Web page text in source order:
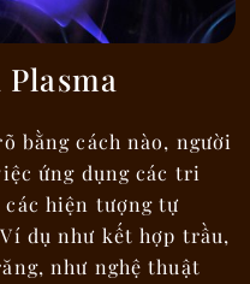
bằng cách nào, người
ứng dụng các tri
các hiện tượng tự
dụ như kết hợp trầu,
như nghệ thuật